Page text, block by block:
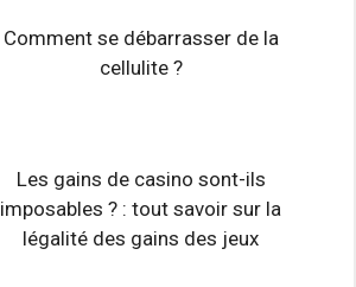
Comment se débarrasser de la
cellulite ?
Les gains de casino sont-ils
imposables ? : tout savoir sur la
légalité des gains des jeux